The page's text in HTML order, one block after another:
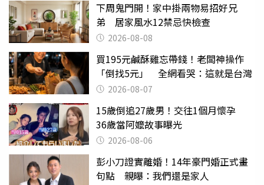
下周鬼門開！家中掛兩物易招好兄
弟 居家風水12禁忌快檢查
2026-08-08
買195元鹹酥雞忘帶錢！老闆神操作
「倒找5元」 全網看哭：這就是台灣
2026-08-07
15歲倒追27歲男！交往1個月懷孕
36歲當阿嬤故事曝光
2026-08-06
彭小刀證實離婚！14年豪門婚正式畫
句點 親曝：我們還是家人